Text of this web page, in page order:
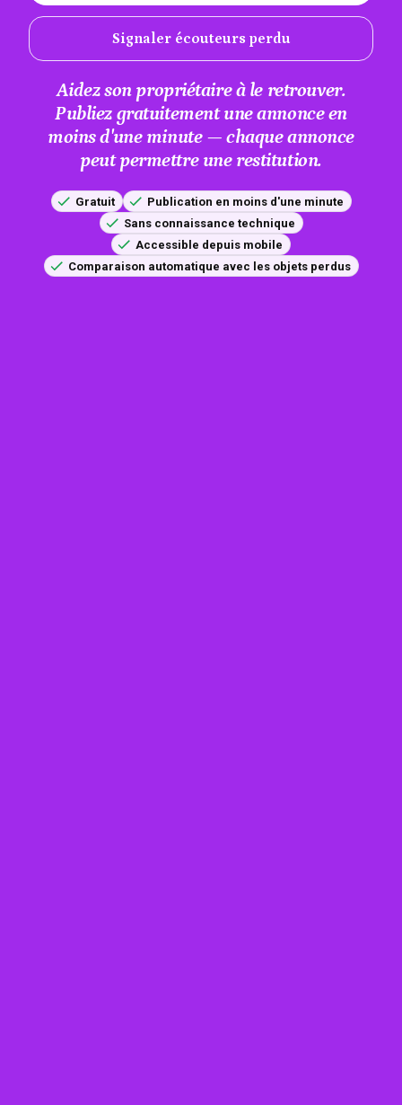
Signaler écouteurs perdu
Aidez son propriétaire à le retrouver.
Publiez gratuitement une annonce en
moins d'une minute — chaque annonce
peut permettre une restitution.
Gratuit
Publication en moins d'une minute
Sans connaissance technique
Accessible depuis mobile
Comparaison automatique avec les objets perdus